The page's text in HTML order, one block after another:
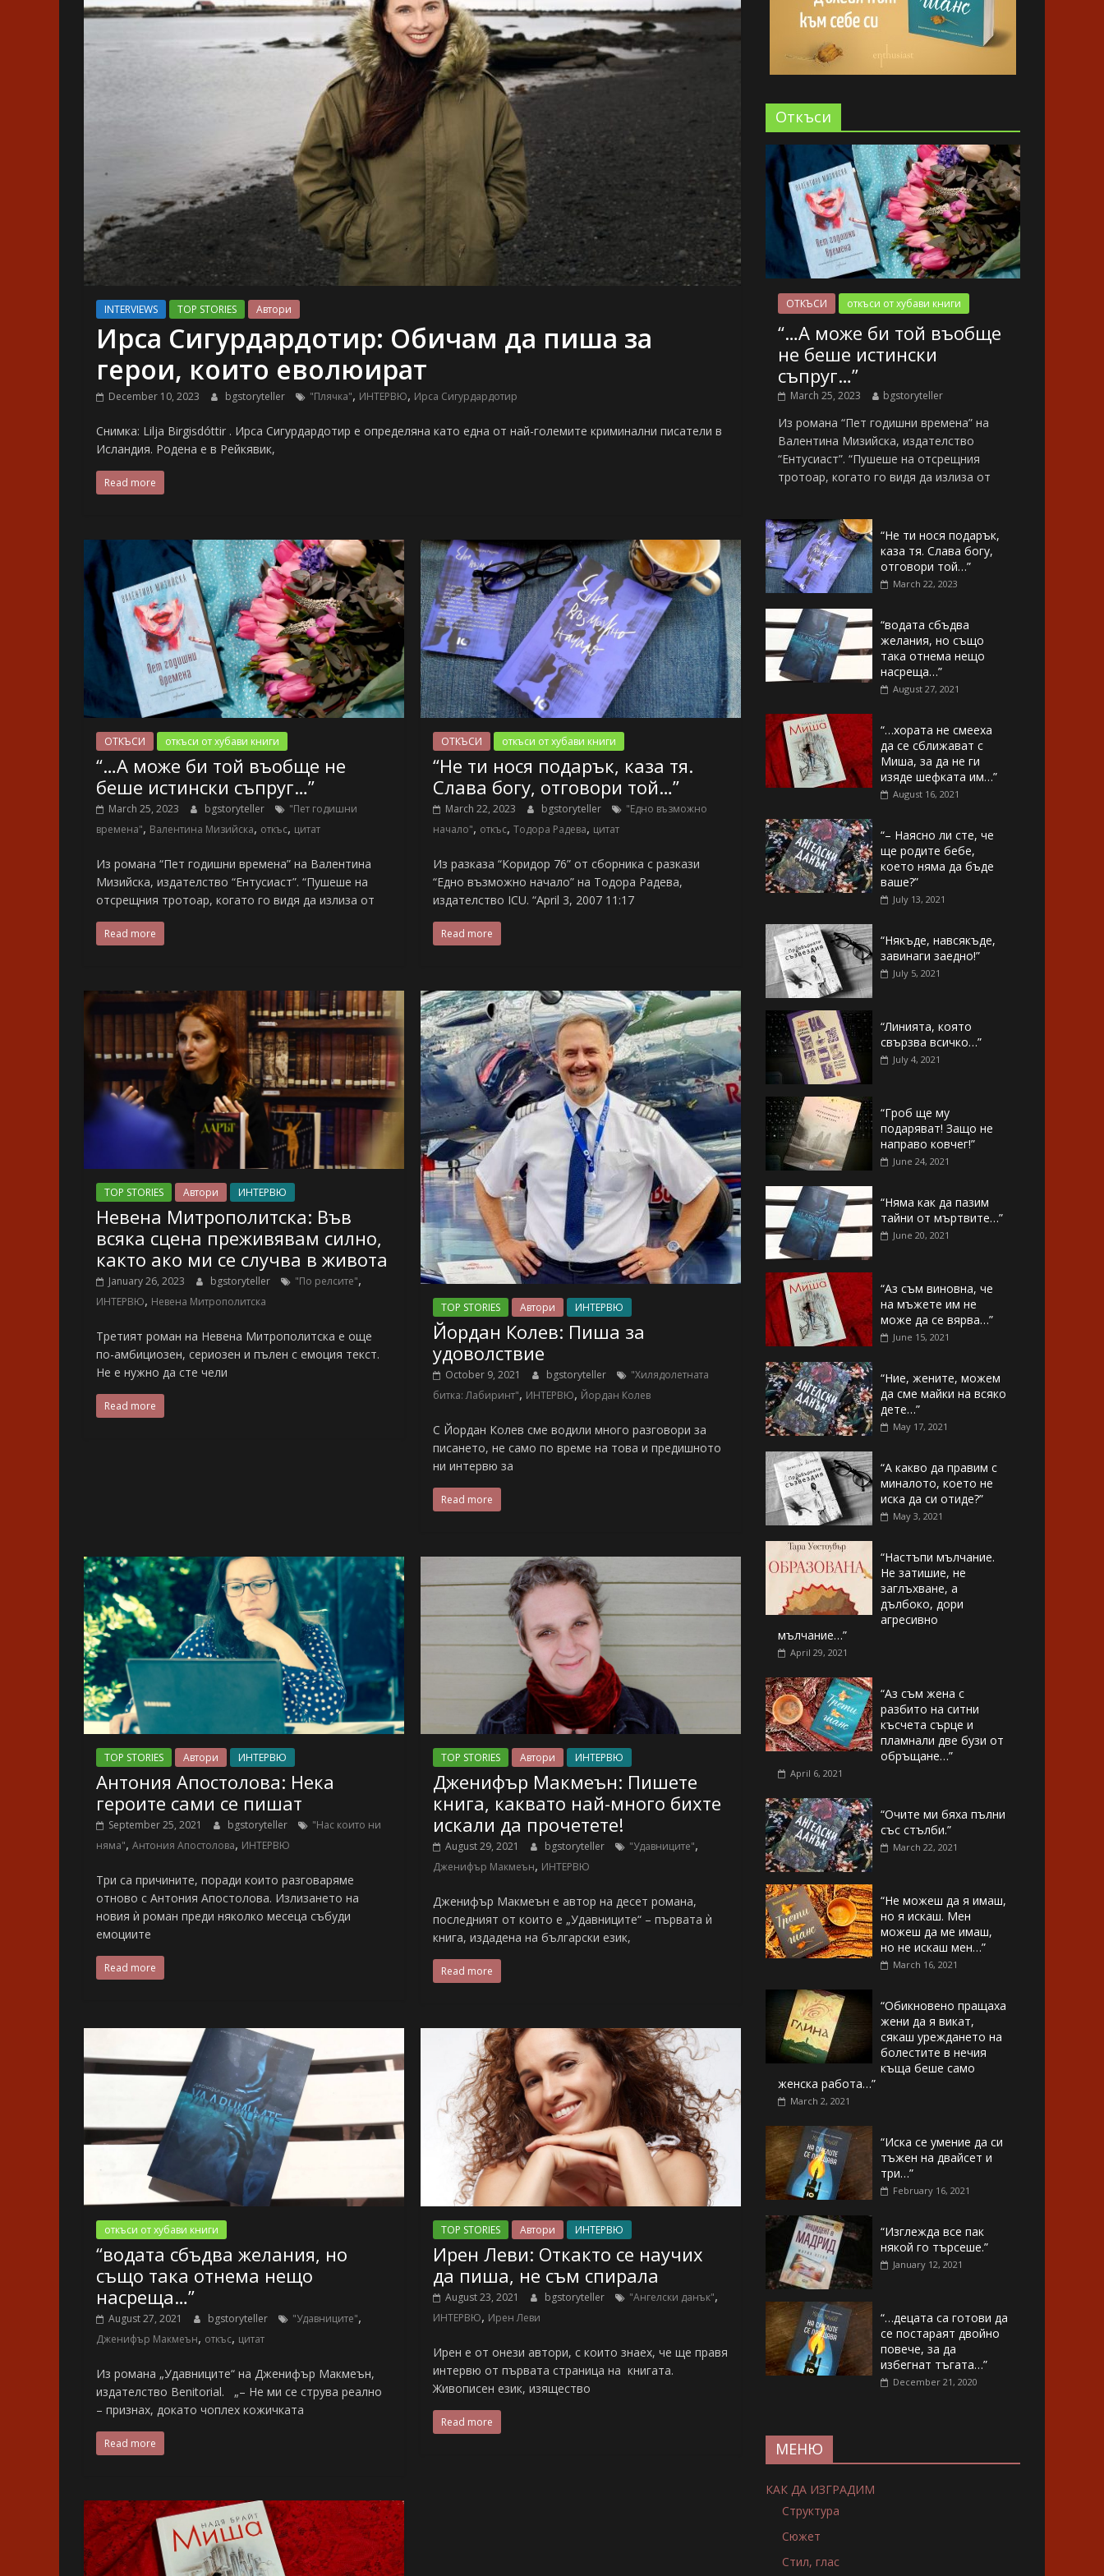
INTERVIEWS TOP STORIES Автори
Ирса Сигурдардотир: Обичам да пиша за
герои, които еволюират
December 10, 2023 bgstoryteller "Плячка", ИНТЕРВЮ, Ирса Сигурдардотир
Снимка: Lilja Birgisdóttir . Ирса Сигурдардотир е определяна като една от най-големите криминални писатели в
Исландия. Родена е в Рейкявик,
Read more
ОТКЪСИ откъси от хубави книги
“…А може би той въобще не
беше истински съпруг…”
March 25, 2023 bgstoryteller
"Пет годишни
времена", Валентина Мизийска, откъс, цитат
Из романа “Пет годишни времена” на Валентина
Мизийска, издателство “Ентусиаст”. “Пушеше на
отсрещния тротоар, когато го видя да излиза от
Read more
ОТКЪСИ откъси от хубави книги
“Не ти нося подарък, каза тя.
Слава богу, отговори той…”
March 22, 2023 bgstoryteller
"Едно възможно
начало", откъс,Тодора Радева, цитат
Из разказа “Коридор 76” от сборника с разкази
“Едно възможно начало” на Тодора Радева,
издателство ICU. “April 3, 2007 11:17
Read more
TOP STORIES Автори ИНТЕРВЮ
Невена Митрополитска: Във
всяка сцена преживявам силно,
както ако ми се случва в живота
January 26, 2023 bgstoryteller "По релсите",
ИНТЕРВЮ, Невена Митрополитска
Третият роман на Невена Митрополитска е още
по-амбициозен, сериозен и пълен с емоция текст.
Не е нужно да сте чели
Read more
TOP STORIES Автори ИНТЕРВЮ
Йордан Колев: Пиша за
удоволствие
October 9, 2021 bgstoryteller
"Хилядолетната
битка: Лабиринт", ИНТЕРВЮ, Йордан Колев
С Йордан Колев сме водили много разговори за
писането, не само по време на това и предишното
ни интервю за
Read more
TOP STORIES Автори ИНТЕРВЮ
Антония Апостолова: Нека
героите сами се пишат
September 25, 2021 bgstoryteller
"Нас които ни
няма", Антония Апостолова, ИНТЕРВЮ
Три са причините, поради които разговаряме
отново с Антония Апостолова. Излизането на
новия ѝ роман преди няколко месеца събуди
емоциите
Read more
TOP STORIES Автори ИНТЕРВЮ
Дженифър Макмеън: Пишете
книга, каквато най-много бихте
искали да прочетете!
August 29, 2021 bgstoryteller "Удавниците",
Дженифър Макмеън, ИНТЕРВЮ
Дженифър Макмеън е автор на десет романа,
последният от които е „Удавниците“ – първата ѝ
книга, издадена на български език,
Read more
откъси от хубави книги
“водата сбъдва желания, но
също така отнема нещо
насреща…”
August 27, 2021 bgstoryteller "Удавниците",
Дженифър Макмеън, откъс, цитат
Из романа „Удавниците“ на Дженифър Макмеън,
издателство Benitorial. „– Не ми се струва реално
– признах, докато чоплех кожичката
Read more
TOP STORIES Автори ИНТЕРВЮ
Ирен Леви: Откакто се научих
да пиша, не съм спирала
August 23, 2021 bgstoryteller "Ангелски данък",
ИНТЕРВЮ, Ирен Леви
Ирен е от онези автори, с които знаех, че ще правя
интервю от първата страница на книгата.
Живописен език, изящество
Read more
Oткъси
ОТКЪСИ откъси от хубави книги
“…А може би той въобще
не беше истински
съпруг…”
March 25, 2023 bgstoryteller
Из романа “Пет годишни времена” на
Валентина Мизийска, издателство
“Ентусиаст”. “Пушеше на отсрещния
тротоар, когато го видя да излиза от
“Не ти нося подарък,
каза тя. Слава богу,
отговори той…”
March 22, 2023
“водата сбъдва
желания, но също
така отнема нещо
насреща…”
August 27, 2021
“…хората не смееха
да се сближават с
Миша, за да не ги
изяде шефката им…”
August 16, 2021
“– Наясно ли сте, че
ще родите бебе,
което няма да бъде
ваше?”
July 13, 2021
“Някъде, навсякъде,
завинаги заедно!”
July 5, 2021
“Линията, която
свързва всичко…”
July 4, 2021
“Гроб ще му
подаряват! Защо не
направо ковчег!”
June 24, 2021
“Няма как да пазим
тайни от мъртвите…”
June 20, 2021
“Аз съм виновна, че
на мъжете им не
може да се вярва…”
June 15, 2021
“Ние, жените, можем
да сме майки на всяко
дете…”
May 17, 2021
“А какво да правим с
миналото, което не
иска да си отиде?”
May 3, 2021
“Настъпи мълчание.
Не затишие, не
заглъхване, а
дълбоко, дори
агресивно
мълчание…”
April 29, 2021
“Аз съм жена с
разбито на ситни
късчета сърце и
пламнали две бузи от
обръщане…”
April 6, 2021
“Очите ми бяха пълни
със стълби.”
March 22, 2021
“Не можеш да я имаш,
но я искаш. Мен
можеш да ме имаш,
но не искаш мен…”
March 16, 2021
“Обикновено пращаха
жени да я викат,
сякаш уреждането на
болестите в нечия
къща беше само
женска работа…”
March 2, 2021
“Иска се умение да си
тъжен на двайсет и
три…”
February 16, 2021
“Изглежда все пак
някой го търсеше.”
January 12, 2021
“…децата са готови да
се постараят двойно
повече, за да
избегнат тъгата…”
December 21, 2020
МЕНЮ
КАК ДА ИЗГРАДИМ
Структура
Сюжет
Стил, глас